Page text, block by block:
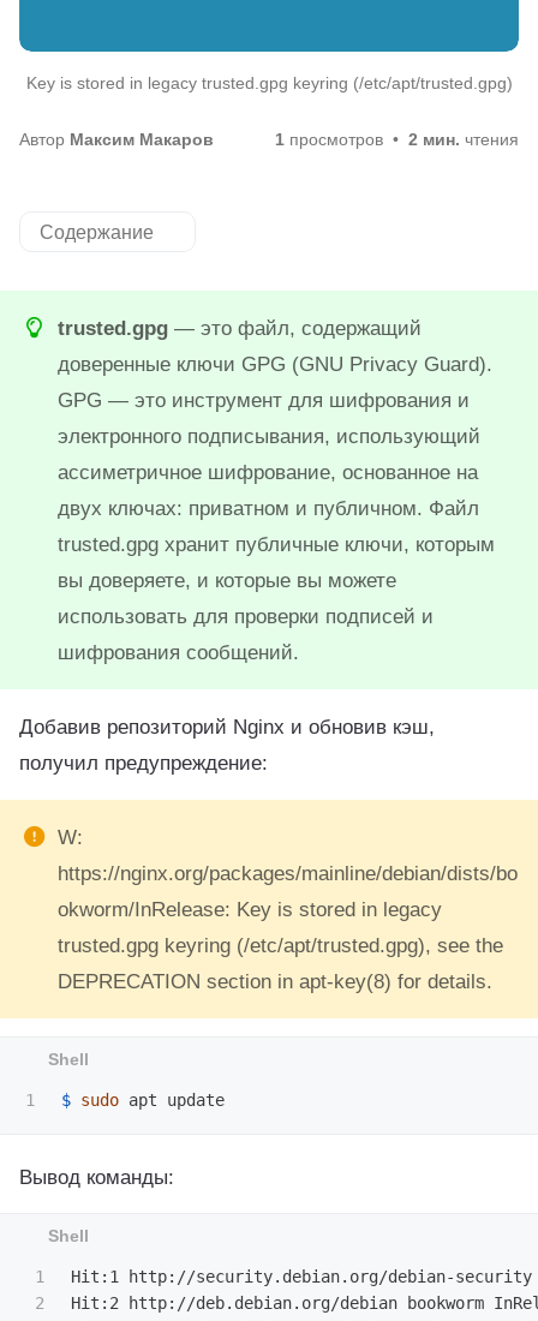
Key is stored in legacy trusted.gpg keyring (/etc/apt/trusted.gpg)
Автор Максим Макаров 1 просмотров 2 мин. чтения
Содержание
trusted.gpg — это файл, содержащий
доверенные ключи GPG (GNU Privacy Guard).
GPG — это инструмент для шифрования и
электронного подписывания, использующий
ассиметричное шифрование, основанное на
двух ключах: приватном и публичном. Файл
trusted.gpg хранит публичные ключи, которым
вы доверяете, и которые вы можете
использовать для проверки подписей и
шифрования сообщений.
Добавив репозиторий Nginx и обновив кэш,
получил предупреждение:
W:
https://nginx.org/packages/mainline/debian/dists/bo
okworm/InRelease: Key is stored in legacy
trusted.gpg keyring (/etc/apt/trusted.gpg), see the
DEPRECATION section in apt-key(8) for details.
$ sudo
Вывод команды:
1
2
Hit:1 http://security.debian.org/debian-security
Hit:2 http://